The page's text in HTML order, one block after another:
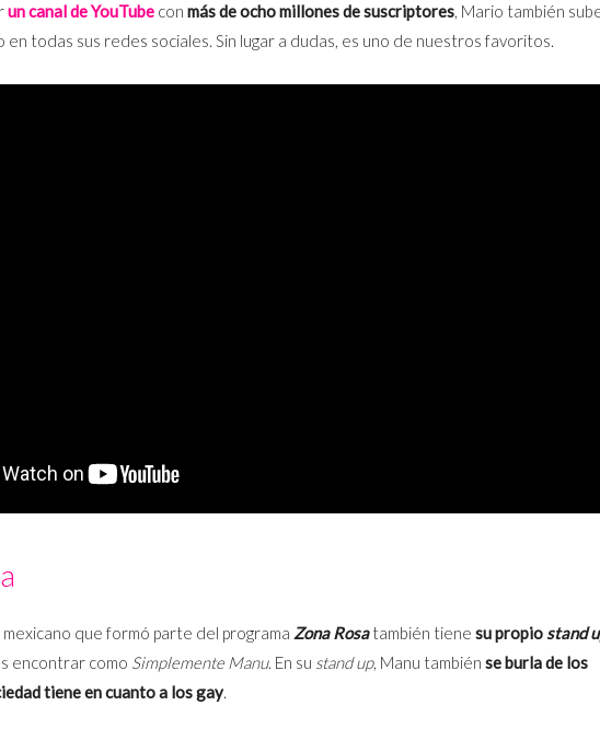
un canal de YouTube con más de ocho millones de suscriptores, Mario también
en todas sus redes sociales. Sin lugar a dudas, es uno de nuestros favoritos.
que formó parte del programa Zona Rosatambién tiene su propiostand
encontrar como Simplemente Manu. En su stand up, Manu también se burla de los
tiene en cuanto a los gay.